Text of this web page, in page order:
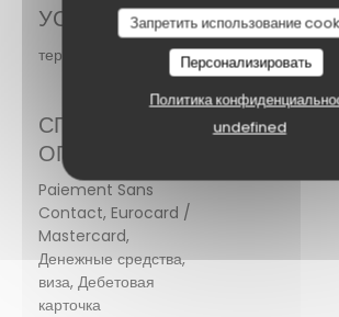
Запретить использование
Персонализировать
Политика
undefined
УСЛУГИ
терраса
СПОСОБЫ
ОПЛАТЫ
Paiement Sans
Contact, Eurocard /
Mastercard,
Денежные средства,
виза, Дебетовая
карточка